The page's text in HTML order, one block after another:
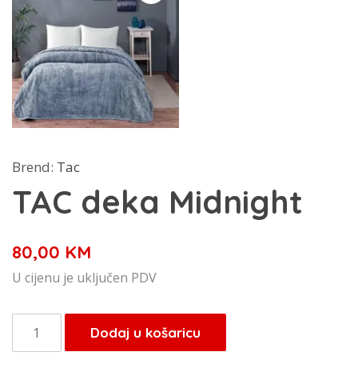
Brend: Tac
TAC deka Midnight
80,00 KM
U cijenu je uključen PDV
TAC
deka
Dodaj u košaricu